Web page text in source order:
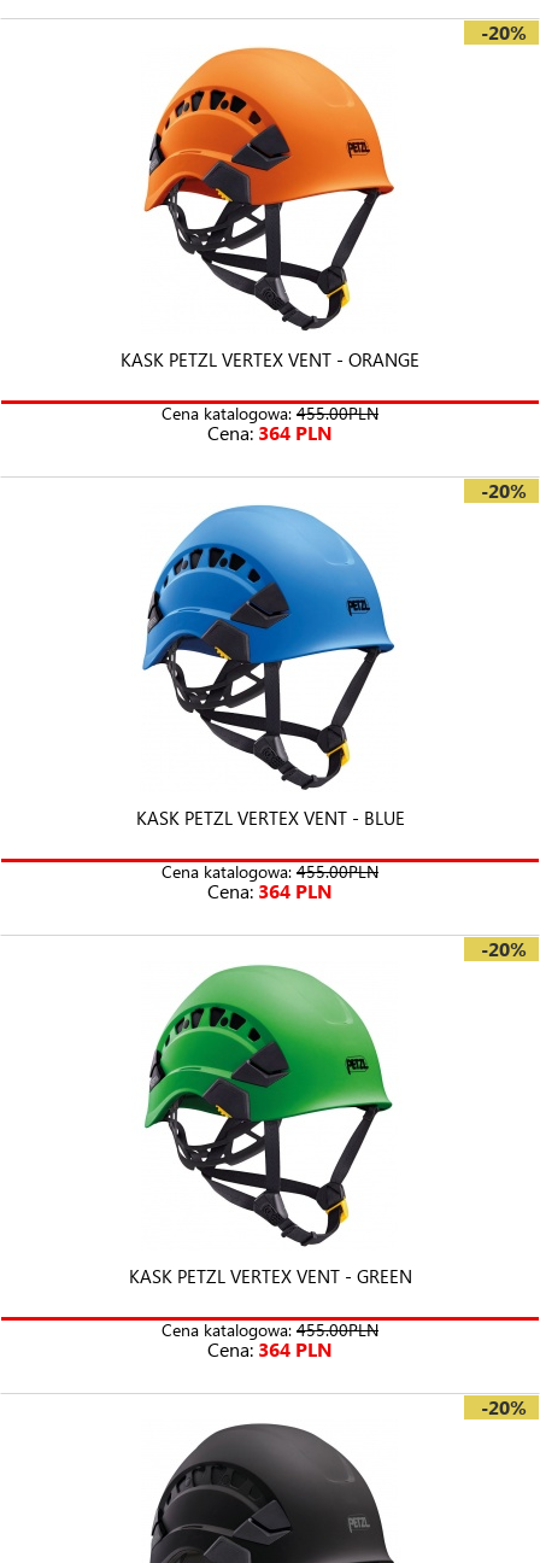
-20%
KASK PETZL VERTEX VENT - ORANGE
Cena katalogowa: 455.00PLN
Cena: 364 PLN
-20%
KASK PETZL VERTEX VENT - BLUE
Cena katalogowa: 455.00PLN
Cena: 364 PLN
-20%
KASK PETZL VERTEX VENT - GREEN
Cena katalogowa: 455.00PLN
Cena: 364 PLN
-20%